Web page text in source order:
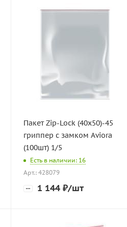
Пакет Zip-Lock (40х50)-45
гриппер с замком Aviora
(100шт) 1/5
Есть в наличии: 16
Арт.: 428079
1 144 ₽/шт